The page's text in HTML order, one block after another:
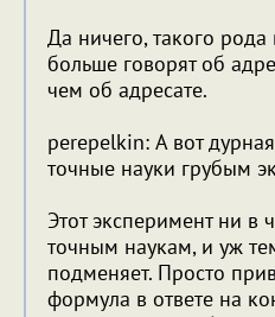
Да ничего, такого
больше говорят об
чем об адресате.
perepelkin: А вот
точные науки грубым
Этот эксперимент ни в
точным наукам, и уж
подменяет. Просто
формула в ответе на